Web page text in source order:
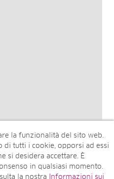
la funzionalità del sito web.
di tutti i cookie, opporsi ad essi
si desidera accettare. È
in qualsiasi momento.
la nostra
Informazioni sui